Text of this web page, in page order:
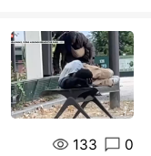
133 0